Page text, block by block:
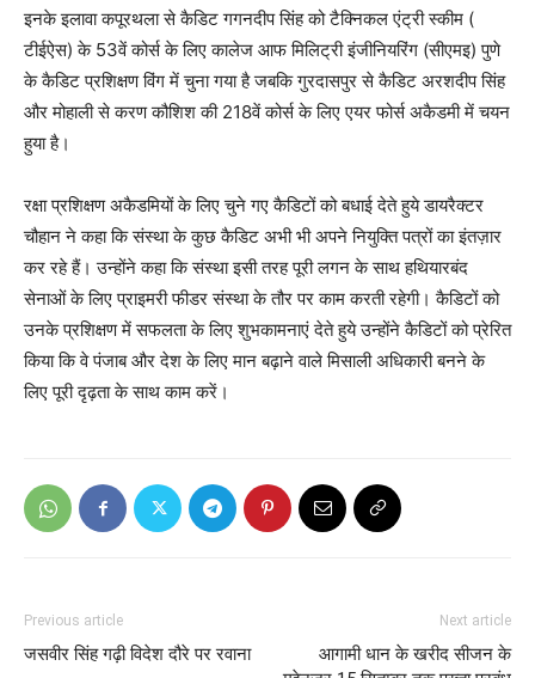
इनके इलावा कपूरथला से कैडिट गगनदीप सिंह को टैक्निकल एंट्री स्कीम (
टीईऐस) के 53वें कोर्स के लिए कालेज आफ मिलिट्री इंजीनियरिंग (सीएमइ) पुणे
के कैडिट प्रशिक्षण विंग में चुना गया है जबकि गुरदासपुर से कैडिट अरशदीप सिंह
और मोहाली से करण कौशिश की 218वें कोर्स के लिए एयर फोर्स अकैडमी में चयन
हुया है।
रक्षा प्रशिक्षण अकैडमियों के लिए चुने गए कैडिटों को बधाई देते हुये डायरैक्टर
चौहान ने कहा कि संस्था के कुछ कैडिट अभी भी अपने नियुक्ति पत्रों का इंतज़ार
कर रहे हैं। उन्होंने कहा कि संस्था इसी तरह पूरी लगन के साथ हथियारबंद
सेनाओं के लिए प्राइमरी फीडर संस्था के तौर पर काम करती रहेगी। कैडिटों को
उनके प्रशिक्षण में सफलता के लिए शुभकामनाएं देते हुये उन्होंने कैडिटों को प्रेरित
किया कि वे पंजाब और देश के लिए मान बढ़ाने वाले मिसाली अधिकारी बनने के
लिए पूरी दृढ़ता के साथ काम करें।
Previous article
जसवीर सिंह गढ़ी विदेश दौरे पर रवाना
Next article
आगामी धान के खरीद सीजन के